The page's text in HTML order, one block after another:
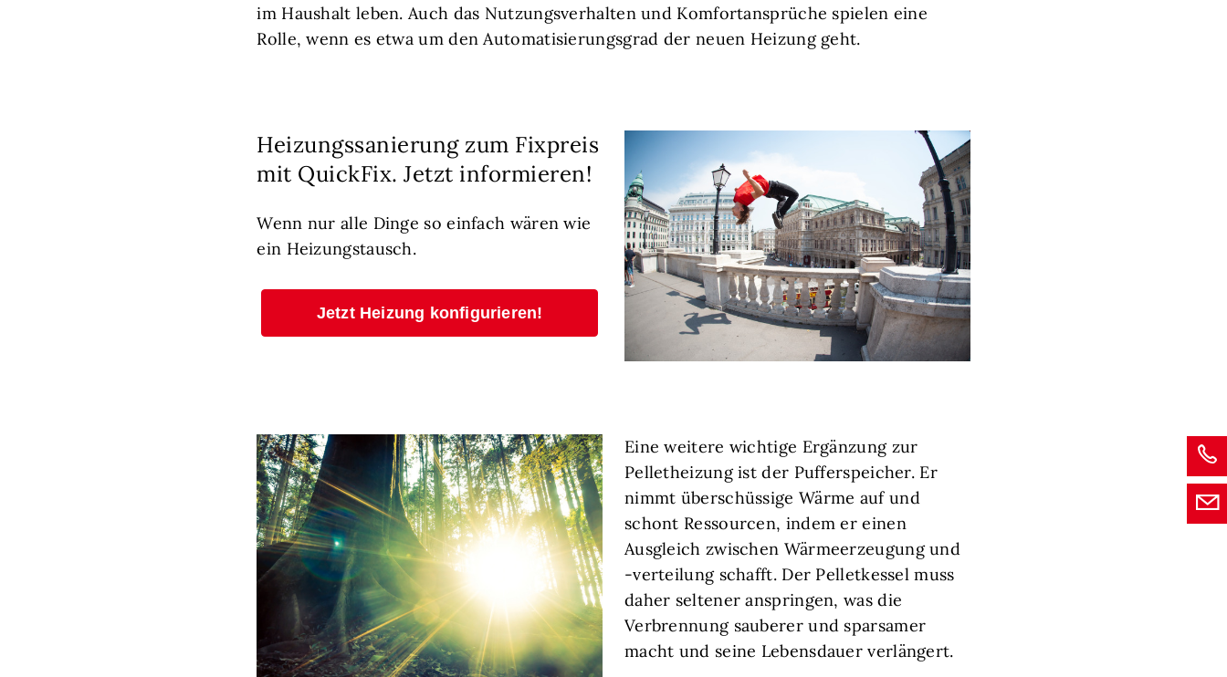
im Haushalt leben. Auch das Nutzungsverhalten und Komfortansprüche spielen eine
Rolle, wenn es etwa um den Automatisierungsgrad der neuen Heizung geht.
Heizungssanierung zum Fixpreis
mit QuickFix. Jetzt informieren!
Wenn nur alle Dinge so einfach wären wie
ein Heizungstausch.
Jetzt Heizung konfigurieren!
Eine weitere wichtige Ergänzung zur
Pelletheizung ist der Pufferspeicher. Er
nimmt überschüssige Wärme auf und
schont Ressourcen, indem er einen
Ausgleich zwischen Wärmeerzeugung und
-verteilung schafft. Der Pelletkessel muss
daher seltener anspringen, was die
Verbrennung sauberer und sparsamer
macht und seine Lebensdauer verlängert.